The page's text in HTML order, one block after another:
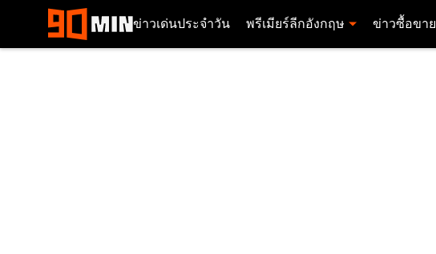
ข่าวเด่นประจำวัน พรีเมียร์ลีกอังกฤษ ข่าวซื้อขาย